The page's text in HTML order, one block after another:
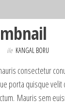
ile KANGAL BORU
consectetur
porta quisque velit
Mauris sem